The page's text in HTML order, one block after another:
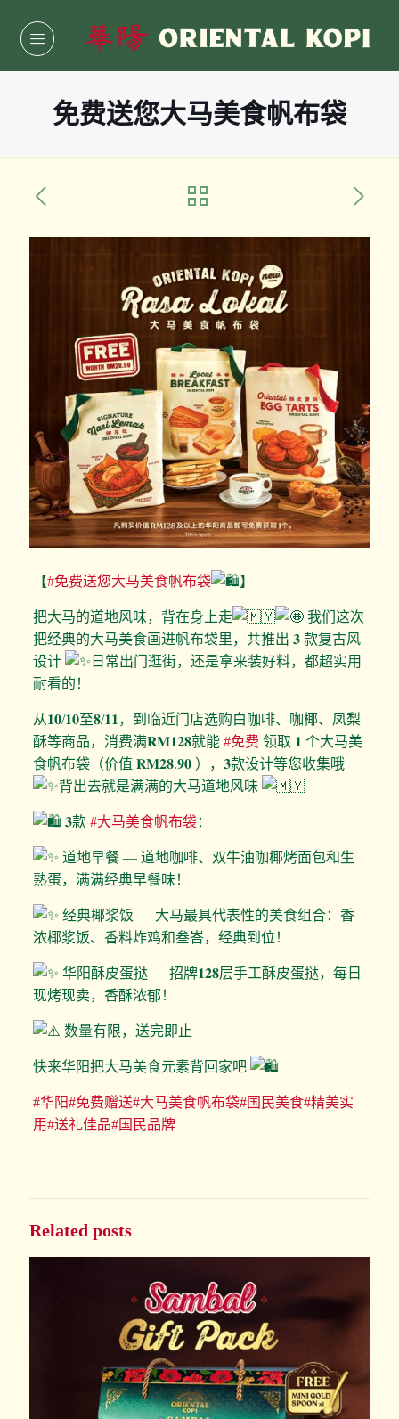
免费送您大马美食帆布袋
【#免费送您大马美食帆布袋 】
把大马的道地风味，背在身上走
我们这次
把经典的大马美食画进帆布袋里，共推出 𝟑 款复古风
设计
日常出门逛街，还是拿来装好料，都超实用
耐看的！
从𝟏𝟎/𝟏𝟎至𝟖/𝟏𝟏，到临近门店选购白咖啡、咖椰、凤梨
酥等商品，消费满𝐑𝐌𝟏𝟐𝟖就能 #免费 领取 𝟏 个大马美
食帆布袋（价值 𝐑𝐌𝟐𝟖.𝟗𝟎 ），𝟑款设计等您收集哦
背出去就是满满的大马道地风味
𝟑款 #大马美食帆布袋：
道地早餐 — 道地咖啡、双牛油咖椰烤面包和生
熟蛋，满满经典早餐味！
经典椰浆饭 — 大马最具代表性的美食组合：香
浓椰浆饭、香料炸鸡和叁峇，经典到位！
华阳酥皮蛋挞 — 招牌𝟏𝟐𝟖层手工酥皮蛋挞，每日
现烤现卖，香酥浓郁！
数量有限，送完即止
快来华阳把大马美食元素背回家吧
#华阳#免费赠送#大马美食帆布袋#国民美食#精美实
用#送礼佳品#国民品牌
Related posts